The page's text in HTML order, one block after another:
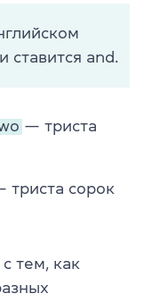
and.
— триста
триста сорок
тем, как